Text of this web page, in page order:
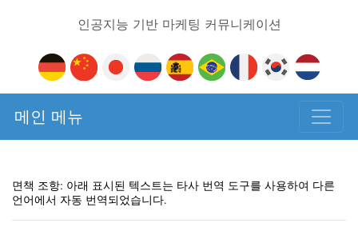
인공지능 기반 마케팅 커뮤니케이션
메인 메뉴
면책 조항: 아래 표시된 텍스트는 타사 번역 도구를 사용하여 다른
언어에서 자동 번역되었습니다.